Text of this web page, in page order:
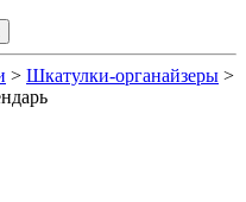
> Шкатулки-органайзеры >